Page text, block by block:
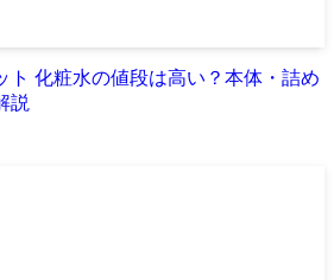
ト 化粧水の値段は高い？本体・詰め
説